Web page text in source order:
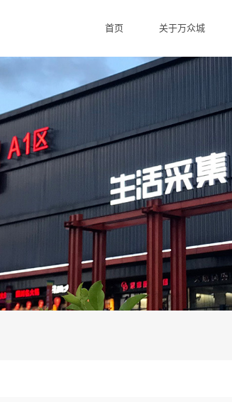
首页 关于万众城